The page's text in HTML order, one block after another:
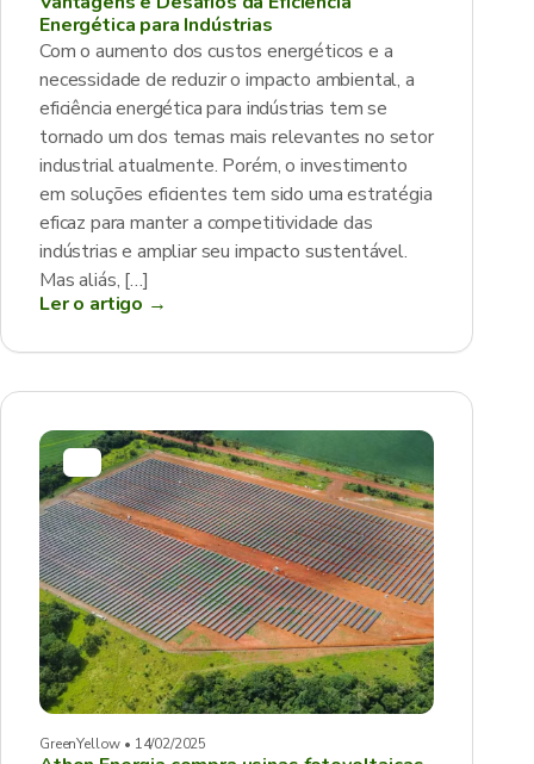
Energética para Indústrias
Com o aumento dos custos energéticos e a
necessidade de reduzir o impacto ambiental, a
eficiência energética para indústrias tem se
tornado um dos temas mais relevantes no setor
industrial atualmente. Porém, o investimento
em soluções eficientes tem sido uma estratégia
eficaz para manter a competitividade das
indústrias e ampliar seu impacto sustentável.
Mas aliás, […]
Ler o artigo →
GreenYellow • 14/02/2025